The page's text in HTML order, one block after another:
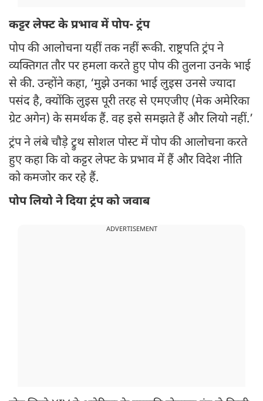
कट्टर लेफ्ट के प्रभाव में पोप- ट्रंप
पोप की आलोचना यहीं तक नहीं रूकी. राष्ट्रपति ट्रंप ने
व्यक्तिगत तौर पर हमला करते हुए पोप की तुलना उनके भाई
से की. उन्होंने कहा, ‘मुझे उनका भाई लुइस उनसे ज्यादा
पसंद है, क्योंकि लुइस पूरी तरह से एमएजीए (मेक अमेरिका
ग्रेट अगेन) के समर्थक हैं. वह इसे समझते हैं और लियो नहीं.’
ट्रंप ने लंबे चौड़े ट्रुथ सोशल पोस्ट में पोप की आलोचना करते
हुए कहा कि वो कट्टर लेफ्ट के प्रभाव में हैं और विदेश नीति
को कमजोर कर रहे हैं.
पोप लियो ने दिया ट्रंप को जवाब
ADVERTISEMENT